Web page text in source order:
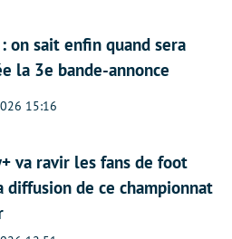
on sait enfin quand sera
la 3e bande-annonce
15:16
va ravir les fans de foot
diffusion de ce championnat